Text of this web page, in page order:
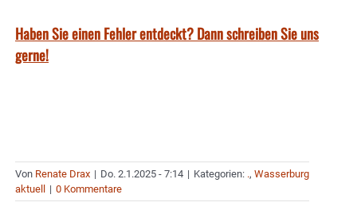
Haben Sie einen Fehler entdeckt? Dann schreiben Sie uns
gerne!
Von Renate Drax | Do. 2.1.2025 - 7:14 | Kategorien: ., Wasserburg
aktuell | 0 Kommentare